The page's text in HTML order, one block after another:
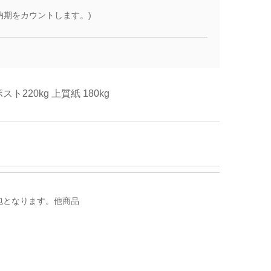
をカウントします。)
スト220kg
上質紙 180kg
なります。他商品